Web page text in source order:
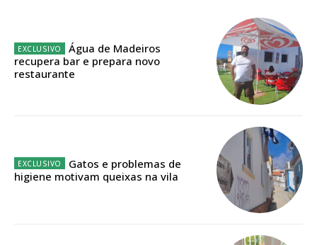
Sendo assinante terá acesso a todos os conteúdos exclusivos e versões
digitais.
Escolha o plano de assinatura desejado:
ASSINATURA
IMPRESSA
Água de Madeiros
recupera bar e prepara novo
restaurante
Gatos e problemas de
higiene motivam queixas na vila